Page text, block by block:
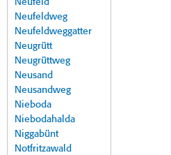
Neufeld
Neufeldweg
Neufeldweggatter
Neugrütt
Neugrüttweg
Neusand
Neusandweg
Nieboda
Niebodahalda
Niggabünt
Notfritzawald